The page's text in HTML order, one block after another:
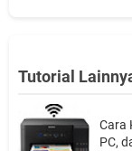
Tutorial
Cara
PC,